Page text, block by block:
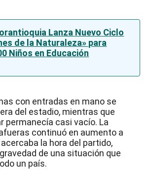
Lanza Nuevo Ciclo
de la Naturaleza» para
Niños en Educación
con entradas en mano se
del estadio, mientras que
permanecía casi vacío. La
continuó en aumento a
la hora del partido,
de una situación que
un país.